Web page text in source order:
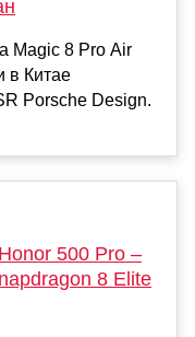
Magic 8 Pro Air
в Китае
Porsche Design.
500 Pro –
8 Elite